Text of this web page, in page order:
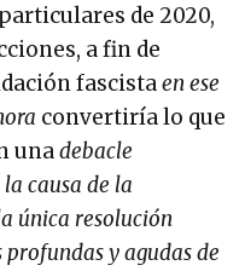
de 2020,
a fin de
fascistaen ese
convertiría lo que
unadebacle
causa de la
única resolución
y agudas de